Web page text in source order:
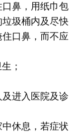
鼻，用纸巾包
圾桶内及尽快
口鼻，而不应
；
进入医院及诊
休息，若症状